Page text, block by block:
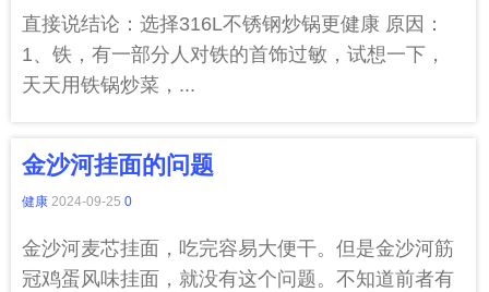
直接说结论：选择316L不锈钢炒锅更健康 原因：
1、铁，有一部分人对铁的首饰过敏，试想一下，
天天用铁锅炒菜，...
金沙河挂面的问题
健康 2024-09-25 0
金沙河麦芯挂面，吃完容易大便干。但是金沙河筋
冠鸡蛋风味挂面，就没有这个问题。不知道前者有